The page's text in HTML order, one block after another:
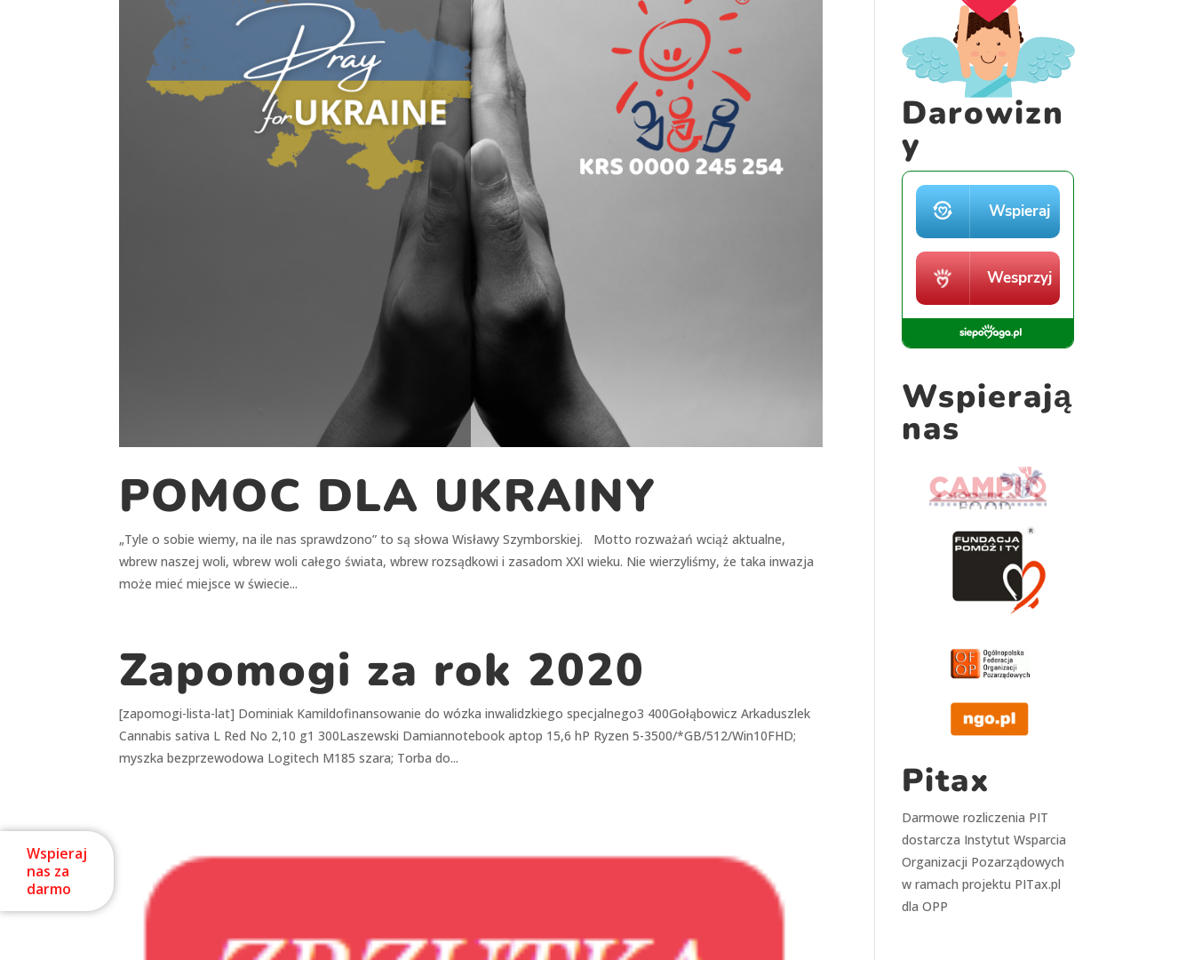
POMOC DLA UKRAINY
„Tyle o sobie wiemy, na ile nas sprawdzono” to są słowa Wisławy Szymborskiej. Motto rozważań wciąż aktualne,
wbrew naszej woli, wbrew woli całego świata, wbrew rozsądkowi i zasadom XXI wieku. Nie wierzyliśmy, że taka inwazja
może mieć miejsce w świecie...
Zapomogi za rok 2020
[zapomogi-lista-lat] Dominiak Kamildofinansowanie do wózka inwalidzkiego specjalnego3 400Gołąbowicz Arkaduszlek
Cannabis sativa L Red No 2,10 g1 300Laszewski Damiannotebook aptop 15,6 hP Ryzen 5-3500/*GB/512/Win10FHD;
myszka bezprzewodowa Logitech M185 szara; Torba do...
Darowizn
y
Wspierają
nas
Pitax
Darmowe rozliczenia PIT
dostarcza Instytut Wsparcia
Organizacji Pozarządowych
w ramach projektu PITax.pl
dla OPP
Wspieraj
nas za
darmo